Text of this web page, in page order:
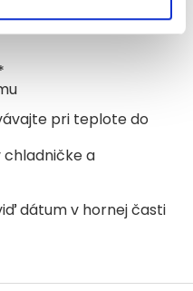
pri teplote do
a
dátum v hornej časti